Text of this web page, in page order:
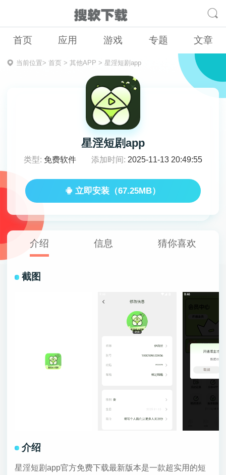
首页 应用 游戏 专题 文章
当前位置> 首页> 其他APP > 星淫短剧app
星淫短剧app
类型: 免费软件 添加时间: 2025-11-13 20:49:55
立即安装（67.25MB）
介绍 信息 猜你喜欢
截图
介绍
星淫短剧app官方免费下载最新版本是一款超实用的短